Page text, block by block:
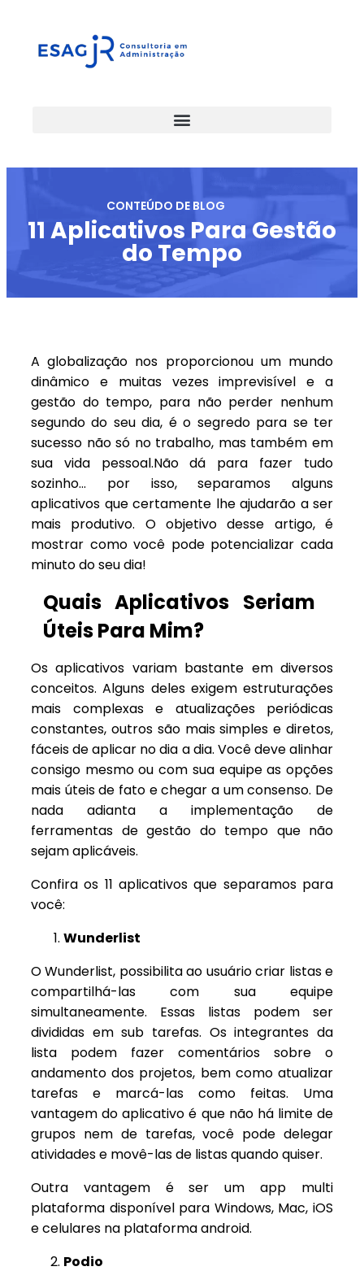
CONTEÚDO DE BLOG
11 Aplicativos Para Gestão
do Tempo
A globalização nos proporcionou um mundo
dinâmico e muitas vezes imprevisível e a
gestão do tempo, para não perder nenhum
segundo do seu dia, é o segredo para se ter
sucesso não só no trabalho, mas também em
sua vida pessoal.Não dá para fazer tudo
sozinho… por isso, separamos alguns
aplicativos que certamente lhe ajudarão a ser
mais produtivo. O objetivo desse artigo, é
mostrar como você pode potencializar cada
minuto do seu dia!
Quais Aplicativos Seriam
Úteis Para Mim?
Os aplicativos variam bastante em diversos
conceitos. Alguns deles exigem estruturações
mais complexas e atualizações periódicas
constantes, outros são mais simples e diretos,
fáceis de aplicar no dia a dia. Você deve alinhar
consigo mesmo ou com sua equipe as opções
mais úteis de fato e chegar a um consenso. De
nada adianta a implementação de
ferramentas de gestão do tempo que não
sejam aplicáveis.
Confira os 11 aplicativos que separamos para
você:
Wunderlist
O Wunderlist, possibilita ao usuário criar listas e
compartilhá-las com sua equipe
simultaneamente. Essas listas podem ser
divididas em sub tarefas. Os integrantes da
lista podem fazer comentários sobre o
andamento dos projetos, bem como atualizar
tarefas e marcá-las como feitas. Uma
vantagem do aplicativo é que não há limite de
grupos nem de tarefas, você pode delegar
atividades e movê-las de listas quando quiser.
Outra vantagem é ser um app multi
plataforma disponível para Windows, Mac, iOS
e celulares na plataforma android.
Podio